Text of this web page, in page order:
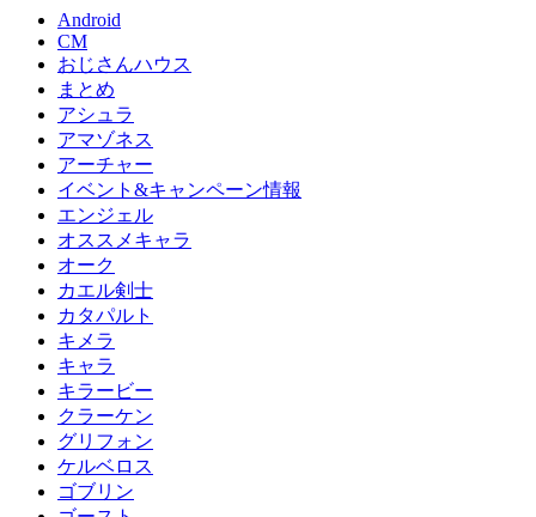
Android
CM
おじさんハウス
まとめ
アシュラ
アマゾネス
アーチャー
イベント&キャンペーン情報
エンジェル
オススメキャラ
オーク
カエル剣士
カタパルト
キメラ
キャラ
キラービー
クラーケン
グリフォン
ケルベロス
ゴブリン